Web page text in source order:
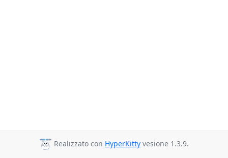
Realizzato con HyperKitty vesione 1.3.9.